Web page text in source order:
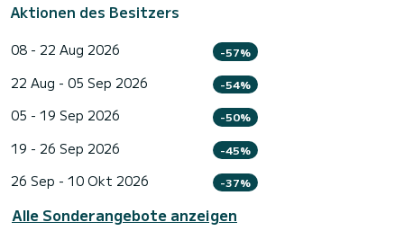
Aktionen des Besitzers
08 - 22 Aug 2026 -57%
22 Aug - 05 Sep 2026 -54%
05 - 19 Sep 2026 -50%
19 - 26 Sep 2026 -45%
26 Sep - 10 Okt 2026 -37%
Alle Sonderangebote anzeigen